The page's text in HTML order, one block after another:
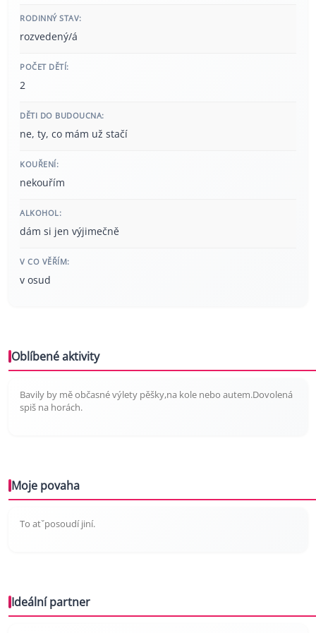
RODINNÝ STAV:
rozvedený/á
POČET DĚTÍ:
2
DĚTI DO BUDOUCNA:
ne, ty, co mám už stačí
KOUŘENÍ:
nekouřím
ALKOHOL:
dám si jen výjimečně
V CO VĚŘÍM:
v osud
Oblíbené aktivity
Bavily by mě občasné výlety pěšky,na kole nebo autem.Dovolená
spiš na horách.
Moje povaha
To atˇposoudí jiní.
Ideální partner